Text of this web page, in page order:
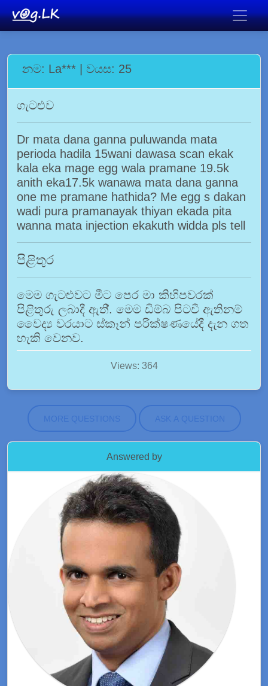
නම: La*** | වයස: 25
ගැටළුව
Dr mata dana ganna puluwanda mata
perioda hadila 15wani dawasa scan ekak
kala eka mage egg wala pramane 19.5k
anith eka17.5k wanawa mata dana ganna
one me pramane hathida? Me egg s dakan
wadi pura pramanayak thiyan ekada pita
wanna mata injection ekakuth widda pls tell
පිළිතුර
මෙම ගැටළුවට මීට පෙර මා කිහිපවරක්
පිළිතුරු ලබාදී ඇති්‍. මෙම ඩිම්බ පිටවී ඇතිනම්
වෛද්‍ය වරයාට ස්කෑන් පරික්ෂණයේදී දැන ගත
හැකි වෙනව.
Views: 364
MORE QUESTIONS ASK A QUESTION
Answered by